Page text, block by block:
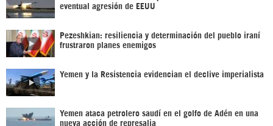
eventual agresión de EEUU
Pezeshkian: resiliencia y determinación del pueblo iraní
frustraron planes enemigos
Yemen y la Resistencia evidencian el declive imperialista
Yemen ataca petrolero saudí en el golfo de Adén en una
nueva acción de represalia